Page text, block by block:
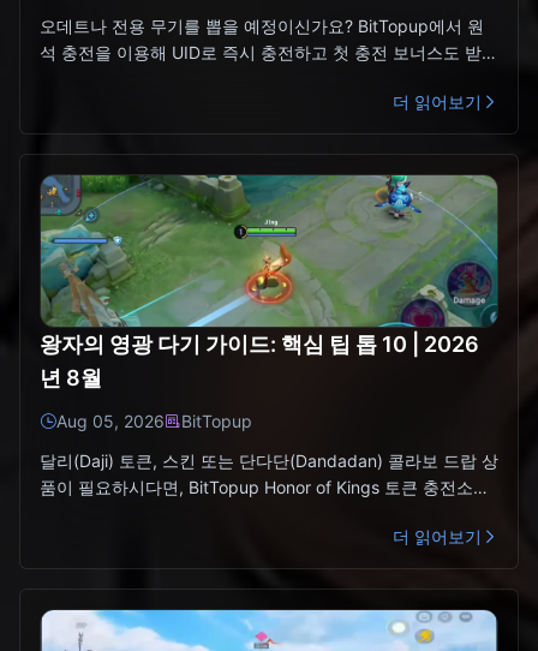
오데트나 전용 무기를 뽑을 예정이신가요? BitTopup에서 원
석 충전을 이용해 UID로 즉시 충전하고 첫 충전 보너스도 받아
더 읽어보기
왕자의 영광 다기 가이드: 핵심 팁 톱 10 | 2026
년 8월
Aug 05, 2026
BitTopup
달리(Daji) 토큰, 스킨 또는 단다단(Dandadan) 콜라보 드랍 상
품이 필요하시다면, BitTopup Honor of Kings 토큰 충전소를
더 읽어보기